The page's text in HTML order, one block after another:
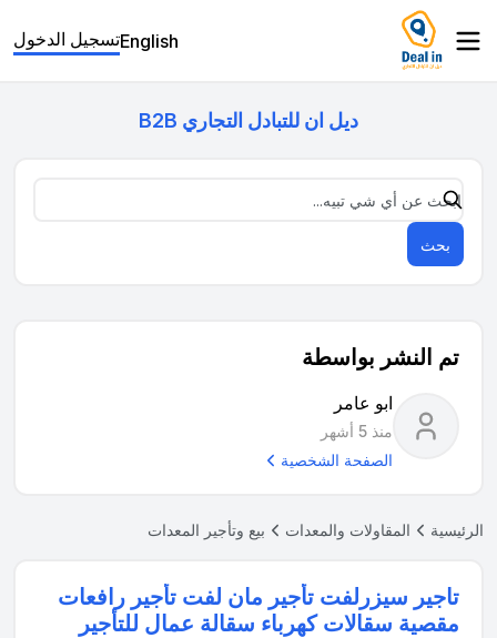
Englishتسجيل الدخول
ديل ان للتبادل التجاري B2B
بحث
تم النشر بواسطة
ابو عامر
منذ 5 أشهر
الصفحة الشخصية
الرئيسية المقاولات والمعدات بيع وتأجير المعدات
تاجير سيزرلفت تأجير مان لفت تأجير رافعات
مقصية سقالات كهرباء سقالة عمال للتأجير